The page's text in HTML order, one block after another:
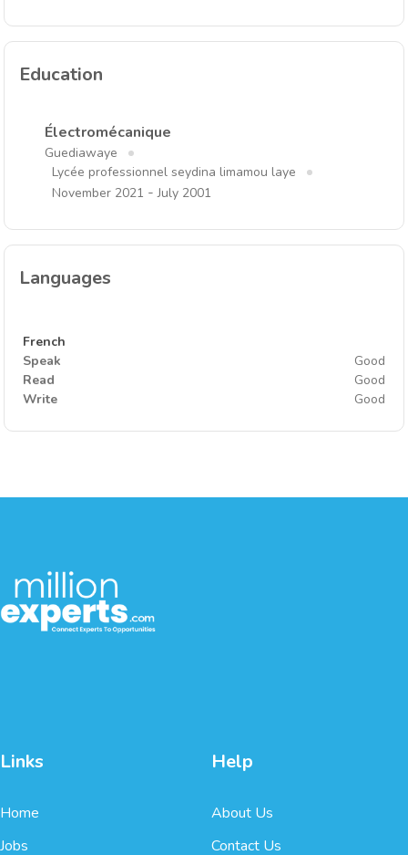
Education
Électromécanique
Guediawaye
Lycée professionnel seydina limamou laye
November 2021 - July 2001
Languages
French
Speak
Good
Read
Good
Write
Good
Links
Home
Jobs
Help
About Us
Contact Us